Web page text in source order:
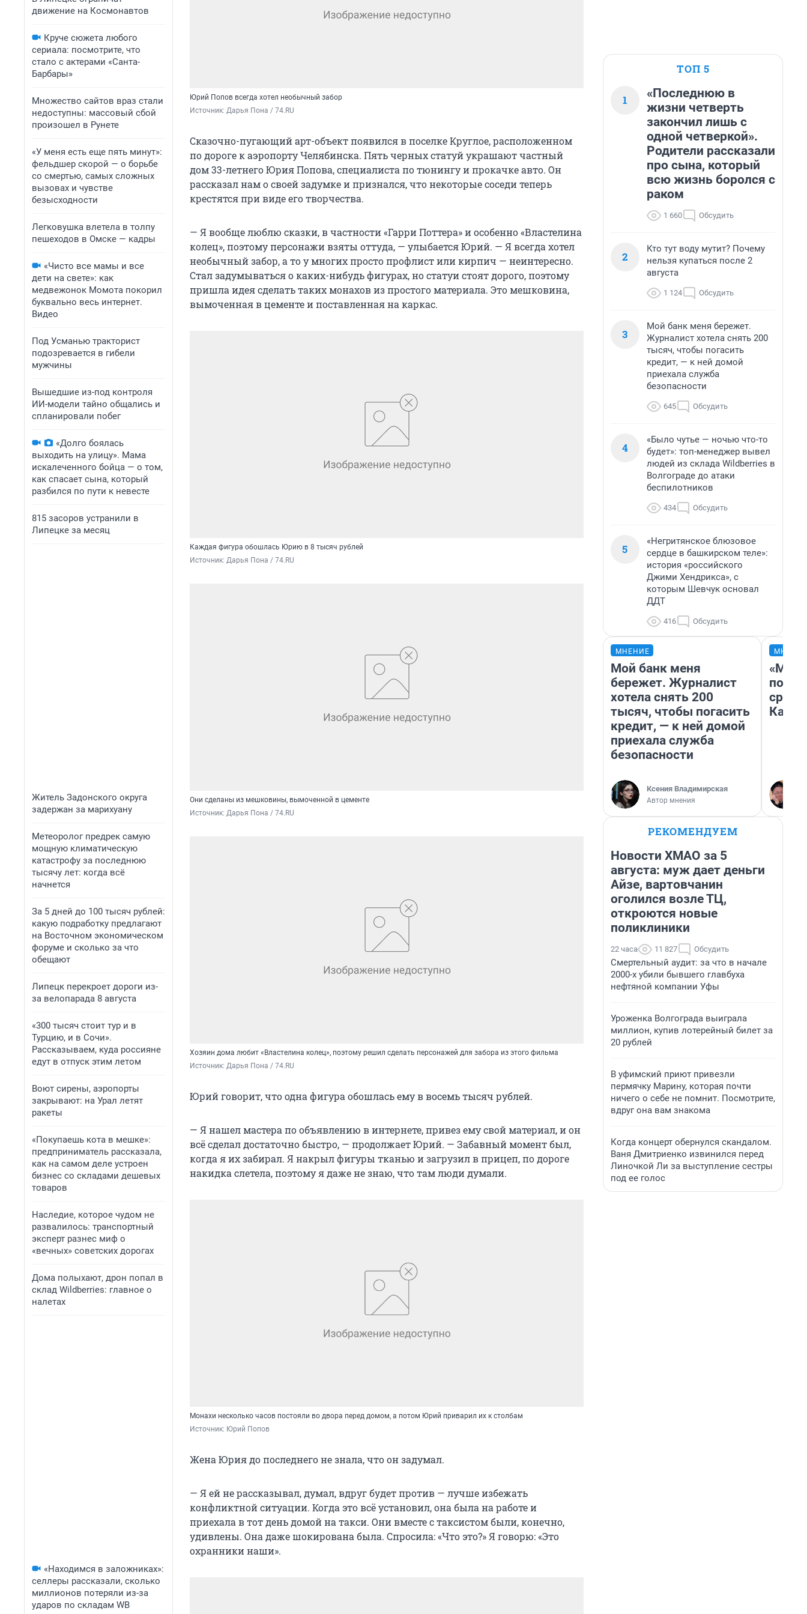
движение на Космонавтов
Круче сюжета любого
сериала: посмотрите, что
стало с актерами «Санта-
Барбары»
Множество сайтов враз стали
недоступны: массовый сбой
произошел в Рунете
«У меня есть еще пять минут»:
фельдшер скорой — о борьбе
со смертью, самых сложных
вызовах и чувстве
безысходности
Легковушка влетела в толпу
пешеходов в Омске — кадры
«Чисто все мамы и все
дети на свете»: как
медвежонок Момота покорил
буквально весь интернет.
Видео
Под Усманью тракторист
подозревается в гибели
мужчины
Вышедшие из-под контроля
ИИ-модели тайно общались и
спланировали побег
«Долго боялась
выходить на улицу». Мама
искалеченного бойца — о том,
как спасает сына, который
разбился по пути к невесте
815 засоров устранили в
Липецке за месяц
Житель Задонского округа
задержан за марихуану
Метеоролог предрек самую
мощную климатическую
катастрофу за последнюю
тысячу лет: когда всё
начнется
За 5 дней до 100 тысяч рублей:
какую подработку предлагают
на Восточном экономическом
форуме и сколько за что
обещают
Липецк перекроет дороги из-
за велопарада 8 августа
«300 тысяч стоит тур и в
Турцию, и в Сочи».
Рассказываем, куда россияне
едут в отпуск этим летом
Воют сирены, аэропорты
закрывают: на Урал летят
ракеты
«Покупаешь кота в мешке»:
предприниматель рассказала,
как на самом деле устроен
бизнес со складами дешевых
товаров
Наследие, которое чудом не
развалилось: транспортный
эксперт разнес миф о
«вечных» советских дорогах
Дома полыхают, дрон попал в
склад Wildberries: главное о
налетах
«Находимся в заложниках»:
селлеры рассказали, сколько
миллионов потеряли из-за
ударов по складам WB
Юрий Попов всегда хотел необычный забор
Источник: Дарья Пона / 74.RU
Сказочно-пугающий арт-объект появился в поселке Круглое, расположенном
по дороге к аэропорту Челябинска. Пять черных статуй украшают частный
дом 33-летнего Юрия Попова, специалиста по тюнингу и прокачке авто. Он
рассказал нам о своей задумке и признался, что некоторые соседи теперь
крестятся при виде его творчества.
— Я вообще люблю сказки, в частности «Гарри Поттера» и особенно «Властелина
колец», поэтому персонажи взяты оттуда, — улыбается Юрий. — Я всегда хотел
необычный забор, а то у многих просто профлист или кирпич — неинтересно.
Стал задумываться о каких-нибудь фигурах, но статуи стоят дорого, поэтому
пришла идея сделать таких монахов из простого материала. Это мешковина,
вымоченная в цементе и поставленная на каркас.
Каждая фигура обошлась Юрию в 8 тысяч рублей
Источник: Дарья Пона / 74.RU
Они сделаны из мешковины, вымоченной в цементе
Источник: Дарья Пона / 74.RU
Хозяин дома любит «Властелина колец», поэтому решил сделать персонажей для забора из этого фильма
Источник: Дарья Пона / 74.RU
Юрий говорит, что одна фигура обошлась ему в восемь тысяч рублей.
— Я нашел мастера по объявлению в интернете, привез ему свой материал, и он
всё сделал достаточно быстро, — продолжает Юрий. — Забавный момент был,
когда я их забирал. Я накрыл фигуры тканью и загрузил в прицеп, по дороге
накидка слетела, поэтому я даже не знаю, что там люди думали.
Монахи несколько часов постояли во двора перед домом, а потом Юрий приварил их к столбам
Источник: Юрий Попов
Жена Юрия до последнего не знала, что он задумал.
— Я ей не рассказывал, думал, вдруг будет против — лучше избежать
конфликтной ситуации. Когда это всё установил, она была на работе и
приехала в тот день домой на такси. Они вместе с таксистом были, конечно,
удивлены. Она даже шокирована была. Спросила: «Что это?» Я говорю: «Это
охранники наши».
ТОП 5
1
«Последнюю в
жизни четверть
закончил лишь с
одной четверкой».
Родители рассказали
про сына, который
всю жизнь боролся с
раком
1 660 Обсудить
2
Кто тут воду мутит? Почему
нельзя купаться после 2
августа
1 124 Обсудить
3
Мой банк меня бережет.
Журналист хотела снять 200
тысяч, чтобы погасить
кредит, — к ней домой
приехала служба
безопасности
645 Обсудить
4
«Было чутье — ночью что-то
будет»: топ-менеджер вывел
людей из склада Wildberries в
Волгограде до атаки
беспилотников
434 Обсудить
5
«Негритянское блюзовое
сердце в башкирском теле»:
история «российского
Джими Хендрикса», с
которым Шевчук основал
ДДТ
416 Обсудить
МНЕНИЕ
Мой банк меня
бережет. Журналист
хотела снять 200
тысяч, чтобы погасить
кредит, — к ней домой
приехала служба
безопасности
Ксения Владимирская
Автор мнения
РЕКОМЕНДУЕМ
Новости ХМАО за 5
августа: муж дает деньги
Айзе, вартовчанин
оголился возле ТЦ,
откроются новые
поликлиники
22 часа 11 827 Обсудить
Смертельный аудит: за что в начале
2000-х убили бывшего главбуха
нефтяной компании Уфы
Уроженка Волгограда выиграла
миллион, купив лотерейный билет за
20 рублей
В уфимский приют привезли
пермячку Марину, которая почти
ничего о себе не помнит. Посмотрите,
вдруг она вам знакома
Когда концерт обернулся скандалом.
Ваня Дмитриенко извинился перед
Линочкой Ли за выступление сестры
под ее голос